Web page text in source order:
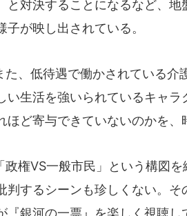
と対決することになるなど、
子が映し出されている。
、低待遇で働かされている介
い生活を強いられているキャ
ほど寄与できていないのかを
権VS一般市民」という構図
判するシーンも珍しくない。
『銀河の一票』を楽しく視聴